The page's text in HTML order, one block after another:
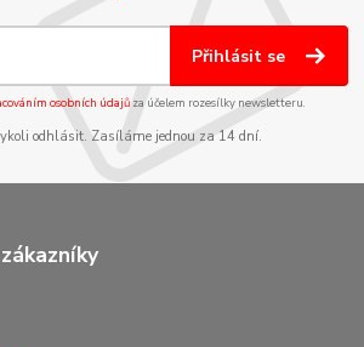
Přihlásit se
osobních údajůza účelem rozesílky newsletteru.
odhlásit. Zasíláme jednou za 14 dní.